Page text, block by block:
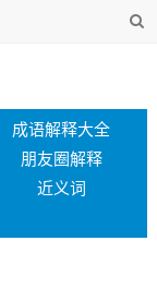
成语解释大全
朋友圈解释
近义词